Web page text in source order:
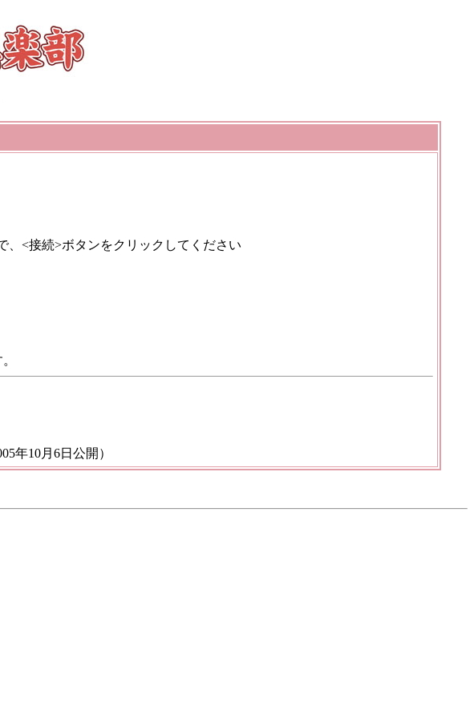
、<接続>ボタンをクリックしてください
年10月6日公開）